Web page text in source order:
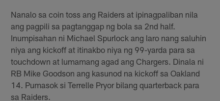
Nanalo sa coin toss ang Raiders at ipinagpaliban nila
ang pagpili sa pagtanggap ng bola sa 2nd half.
Inumpisahan ni Michael Spurlock ang laro nang saluhin
niya ang kickoff at itinakbo niya ng 99-yarda para sa
touchdown at lumamang agad ang Chargers. Dinala ni
RB Mike Goodson ang kasunod na kickoff sa Oakland
14. Pumasok si Terrelle Pryor bilang quarterback para
sa Raiders.